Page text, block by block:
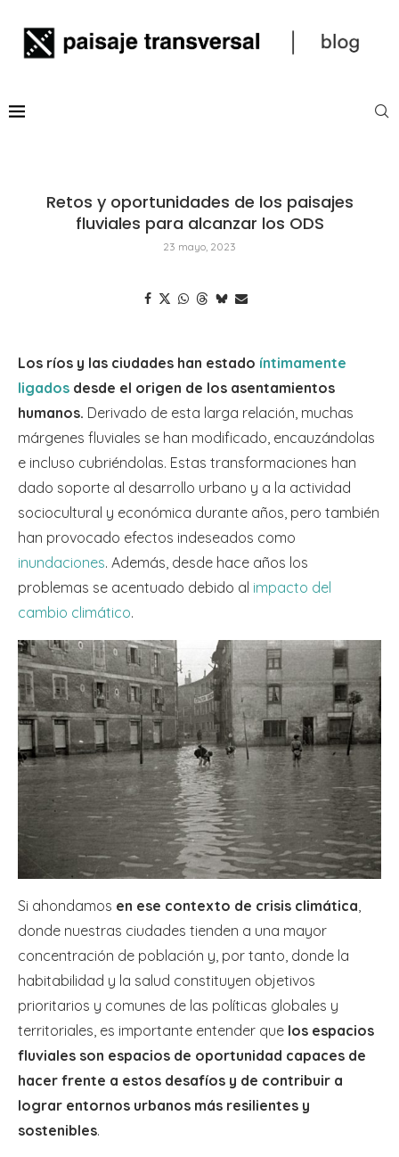
Retos y oportunidades de los paisajes
fluviales para alcanzar los ODS
23 mayo, 2023
Los ríos y las ciudades han estado íntimamente
ligados desde el origen de los asentamientos
humanos. Derivado de esta larga relación, muchas
márgenes fluviales se han modificado, encauzándolas
e incluso cubriéndolas. Estas transformaciones han
dado soporte al desarrollo urbano y a la actividad
sociocultural y económica durante años, pero también
han provocado efectos indeseados como
inundaciones. Además, desde hace años los
problemas se acentuado debido al impacto del
cambio climático.
Si ahondamos en ese contexto de crisis climática
donde nuestras ciudades tienden a una mayor
concentración de población y, por tanto, donde la
habitabilidad y la salud constituyen objetivos
prioritarios y comunes de las políticas globales y
territoriales, es importante entender que los espacios
fluviales son espacios de oportunidad capaces de
hacer frente a estos desafíos y de contribuir a
lograr entornos urbanos más resilientes y
sostenibles.